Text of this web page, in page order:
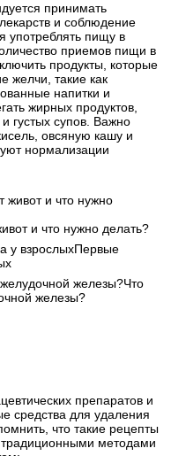
принимать
и соблюдение
употреблять пищу в
приемов пищи в
продукты, которые
желчи, такие как
напитки и
жирных продуктов,
густых супов. Важно
овсяную кашу и
нормализации
и что нужно делать?
Первые
Что
железы?
препаратов и
средства для удаления
что такие рецепты
традиционными методами